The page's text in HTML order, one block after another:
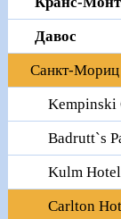
Давос
Санкт-Мориц
Kempinski
Badrutt`s
Kulm
Carlton